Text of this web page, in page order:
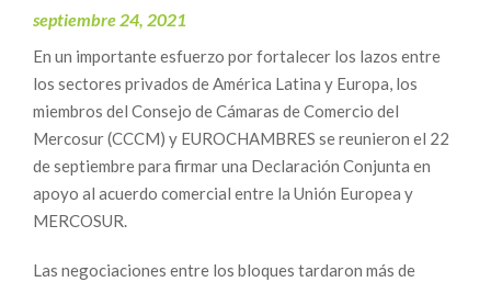
septiembre 24, 2021
En un importante esfuerzo por fortalecer los lazos entre
los sectores privados de América Latina y Europa, los
miembros del Consejo de Cámaras de Comercio del
Mercosur (CCCM) y EUROCHAMBRES se reunieron el 22
de septiembre para firmar una Declaración Conjunta en
apoyo al acuerdo comercial entre la Unión Europea y
MERCOSUR.
Las negociaciones entre los bloques tardaron más de